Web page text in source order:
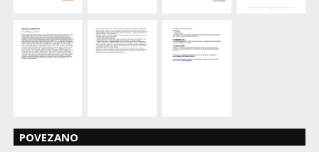
POVEZANO